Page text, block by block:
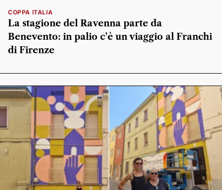
COPPA ITALIA
La stagione del Ravenna parte da
Benevento: in palio c’è un viaggio al Franchi
di Firenze